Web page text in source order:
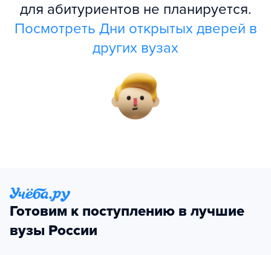
для абитуриентов не планируется.
Посмотреть Дни открытых дверей в
других вузах
Готовим к поступлению в лучшие
вузы России